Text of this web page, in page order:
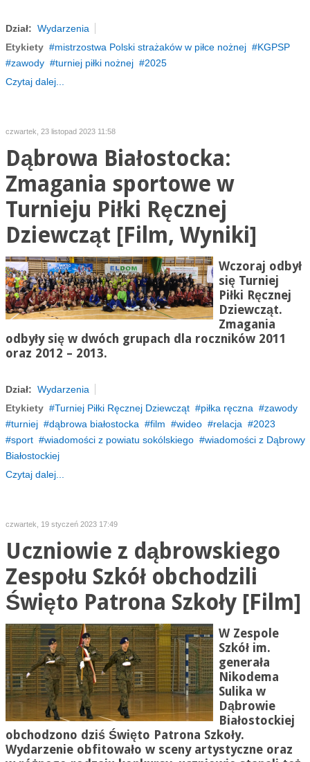
Dział: Wydarzenia
Etykiety
mistrzostwa Polski strażaków w piłce nożnej
KGPSP
zawody
turniej piłki nożnej
2025
Czytaj dalej...
czwartek, 23 listopad 2023 11:58
Dąbrowa Białostocka:
Zmagania sportowe w
Turnieju Piłki Ręcznej
Dziewcząt [Film, Wyniki]
Wczoraj odbył
się Turniej
Piłki Ręcznej
Dziewcząt.
Zmagania
odbyły się w dwóch grupach dla roczników 2011
oraz 2012 – 2013.
Dział: Wydarzenia
Etykiety
Turniej Piłki Ręcznej Dziewcząt piłka ręczna
zawody
turniej
dąbrowa białostocka film wideo relacja
2023
sport
wiadomości z powiatu sokólskiego
wiadomości z Dąbrowy
Białostockiej
Czytaj dalej...
czwartek, 19 styczeń 2023 17:49
Uczniowie z dąbrowskiego
Zespołu Szkół obchodzili
Święto Patrona Szkoły [Film]
W Zespole
Szkół im.
generała
Nikodema
Sulika w
Dąbrowie
Białostockiej
obchodzono dziś Święto Patrona Szkoły.
Wydarzenie obfitowało w sceny artystyczne oraz